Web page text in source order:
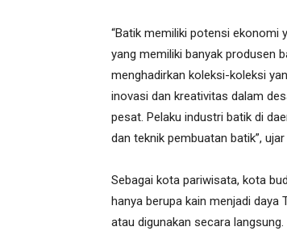
“Batik memiliki potensi ekonomi
yang memiliki banyak produsen
menghadirkan koleksi-koleksi
inovasi dan kreativitas dalam
pesat. Pelaku industri batik di
dan teknik pembuatan batik”, ujar
Sebagai kota pariwisata, kota
hanya berupa kain menjadi daya
atau digunakan secara langsung.